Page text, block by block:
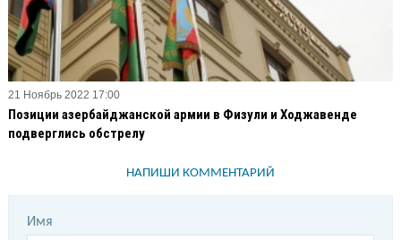
21 Ноябрь 2022 17:00
Позиции азербайджанской армии в Физули и Ходжавенде
подверглись обстрелу
НАПИШИ КОММЕНТАРИЙ
Имя